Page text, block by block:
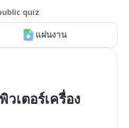
quiz
แผ่นงาน
เตอร์เครื่อง